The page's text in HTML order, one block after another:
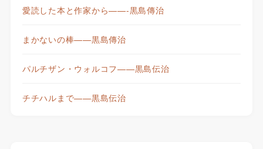
愛読した本と作家から——-黒島傳治
まかないの棒——黒島傳治
パルチザン・ウォルコフ——黒島伝治
チチハルまで——黒島伝治